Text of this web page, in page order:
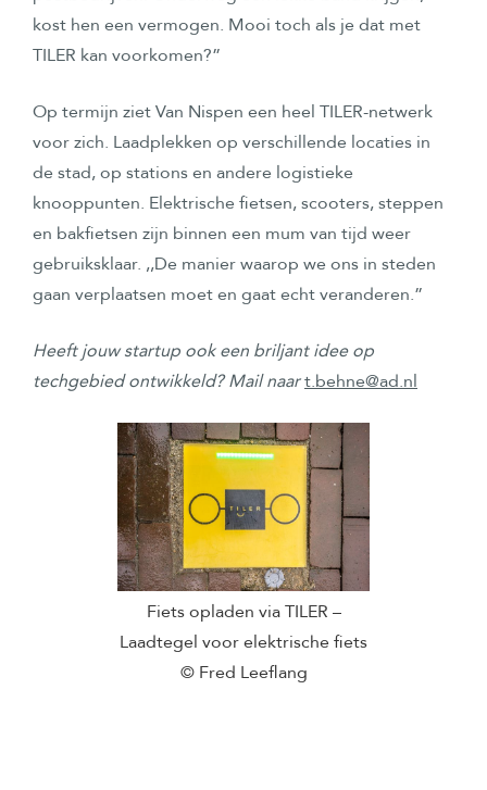
kost hen een vermogen. Mooi toch als je dat met
TILER kan voorkomen?”
Op termijn ziet Van Nispen een heel TILER-netwerk
voor zich. Laadplekken op verschillende locaties in
de stad, op stations en andere logistieke
knooppunten. Elektrische fietsen, scooters, steppen
en bakfietsen zijn binnen een mum van tijd weer
gebruiksklaar. ,,De manier waarop we ons in steden
gaan verplaatsen moet en gaat echt veranderen.”
Heeft jouw startup ook een briljant idee op
techgebied ontwikkeld? Mail naart.behne@ad.nl
Fiets opladen via TILER –
Laadtegel voor elektrische fiets
© Fred Leeflang